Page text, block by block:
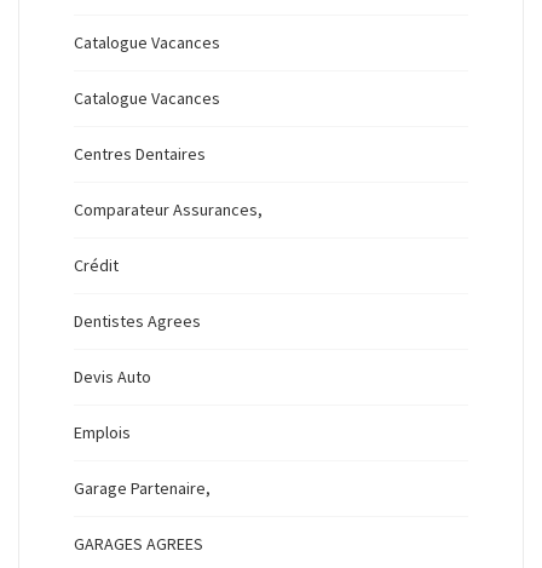
Catalogue Vacances
Catalogue Vacances
Centres Dentaires
Comparateur Assurances,
Crédit
Dentistes Agrees
Devis Auto
Emplois
Garage Partenaire,
GARAGES AGREES